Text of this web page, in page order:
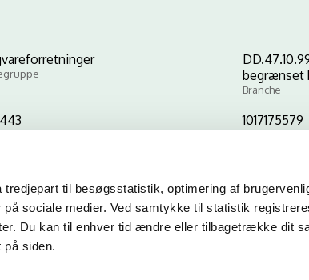
til besøgsstatistik, optimering af
sociale medier. Ved samtykke til statistik
Du kan til enhver tid ændre eller tilbagetrække dit
på siden.
begrænset
Branche
1017175579
P-nr
til at indsætte på virksomhedens hjemmeside